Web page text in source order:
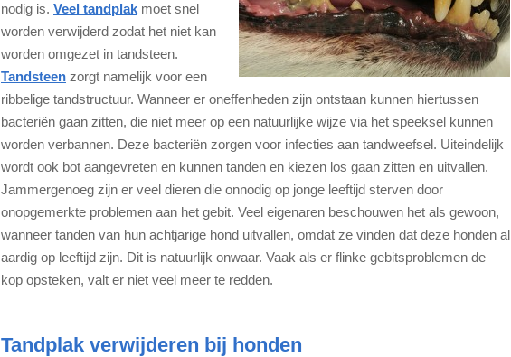
nodig is. Veel tandplak moet snel
worden verwijderd zodat het niet kan
worden omgezet in tandsteen.
Tandsteen zorgt namelijk voor een
ribbelige tandstructuur. Wanneer er oneffenheden zijn ontstaan kunnen hiertussen
bacteriën gaan zitten, die niet meer op een natuurlijke wijze via het speeksel kunnen
worden verbannen. Deze bacteriën zorgen voor infecties aan tandweefsel. Uiteindelijk
wordt ook bot aangevreten en kunnen tanden en kiezen los gaan zitten en uitvallen.
Jammergenoeg zijn er veel dieren die onnodig op jonge leeftijd sterven door
onopgemerkte problemen aan het gebit. Veel eigenaren beschouwen het als gewoon,
wanneer tanden van hun achtjarige hond uitvallen, omdat ze vinden dat deze honden al
aardig op leeftijd zijn. Dit is natuurlijk onwaar. Vaak als er flinke gebitsproblemen de
kop opsteken, valt er niet veel meer te redden.
Tandplak verwijderen bij honden